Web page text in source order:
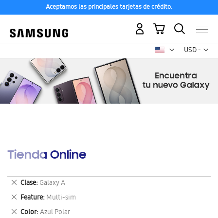
Aceptamos las principales tarjetas de crédito.
USD -
dólar
Mi carrito
Tienda Online
Clase Galaxy A
Eliminar
este
artículo
Feature Multi-sim
Eliminar
este
Color Azul Polar
Eliminar